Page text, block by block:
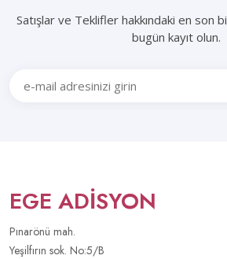
Satışlar ve Teklifler hakkındaki en son
bugün kayıt olun.
EGE ADİSYON
Pınarönü mah.
Yeşilfırın sok. No:5/B